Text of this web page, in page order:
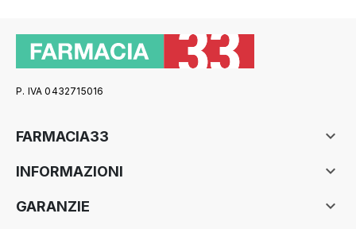
P. IVA 0432715016
FARMACIA33 
INFORMAZIONI 
GARANZIE 